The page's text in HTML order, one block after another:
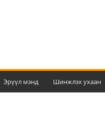
Эрүүл мэнд Шинжлэх ухаан